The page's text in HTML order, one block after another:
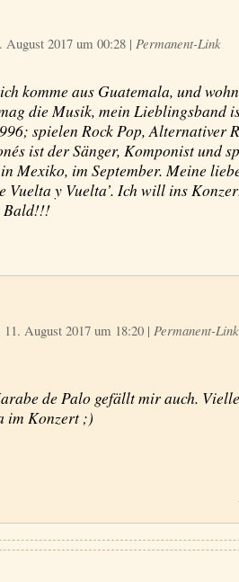
2017 um 00:28 | Permanent-Link
komme aus Guatemala, und
die Musik, mein Lieblingsband
spielen Rock Pop, Alternativer
ist der Sänger, Komponist und
Mexiko, im September. Meine
Vuelta y Vuelta’. Ich will ins
Bald!!!
August 2017 um 18:20 | Permanent-Link
de Palo gefällt mir auch.
im Konzert ;)